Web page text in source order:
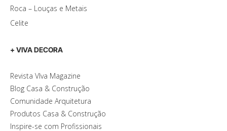
Roca – Louças e Metais
Celite
+ VIVA DECORA
Revista VIva Magazine
Blog Casa & Construção
Comunidade Arquitetura
Produtos Casa & Construção
Inspire-se com Profissionais